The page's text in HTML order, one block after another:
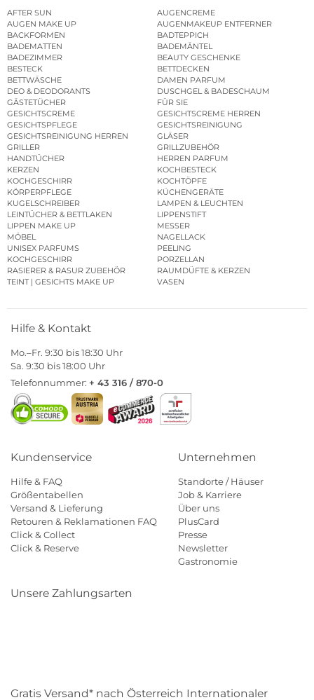
AFTER SUN
AUGENCREME
AUGEN MAKE UP
AUGENMAKEUP ENTFERNER
BACKFORMEN
BADTEPPICH
BADEMATTEN
BADEMÄNTEL
BADEZIMMER
BEAUTY GESCHENKE
BESTECK
BETTDECKEN
BETTWÄSCHE
DAMEN PARFUM
DEO & DEODORANTS
DUSCHGEL & BADESCHAUM
GÄSTETÜCHER
FÜR SIE
GESICHTSCREME
GESICHTSCREME HERREN
GESICHTSPFLEGE
GESICHTSREINIGUNG
GESICHTSREINIGUNG HERREN
GLÄSER
GRILLER
GRILLZUBEHÖR
HANDTÜCHER
HERREN PARFUM
KERZEN
KOCHBESTECK
KOCHGESCHIRR
KOCHTÖPFE
KÖRPERPFLEGE
KÜCHENGERÄTE
KUGELSCHREIBER
LAMPEN & LEUCHTEN
LEINTÜCHER & BETTLAKEN
LIPPENSTIFT
LIPPEN MAKE UP
MESSER
MÖBEL
NAGELLACK
UNISEX PARFUMS
PEELING
KOCHGESCHIRR
PORZELLAN
RASIERER & RASUR ZUBEHÖR
RAUMDÜFTE & KERZEN
TEINT | GESICHTS MAKE UP
VASEN
Hilfe & Kontakt
Mo.–Fr. 9:30 bis 18:30 Uhr
Sa. 9:30 bis 18:00 Uhr
Telefonnummer: + 43 316 / 870-0
Kundenservice
Hilfe & FAQ
Größentabellen
Versand & Lieferung
Retouren & Reklamationen FAQ
Click & Collect
Click & Reserve
Unternehmen
Standorte / Häuser
Job & Karriere
Über uns
PlusCard
Presse
Newsletter
Gastronomie
Unsere Zahlungsarten
Gratis Versand* nach Österreich Internationaler